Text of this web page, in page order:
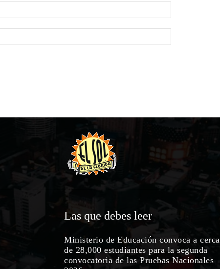
Las que debes leer
Ministerio de Educación convoca a cerca
de 28,000 estudiantes para la segunda
convocatoria de las Pruebas Nacionales